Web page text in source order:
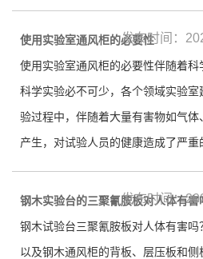
使用实验室通风柜的必要性
使用实验室通风柜的必要性伴随着科
科学实验必不可少，各个领域实验
验过程中，伴随着大量有害物如气
产生，对试验人员的健康造成了严重
发布时间：
钢木实验台的三聚氰胺板对人体有害
钢木试验台三聚氰胺板对人体有害吗
以及钢木通风柜的背板、层压板和
发布时间：